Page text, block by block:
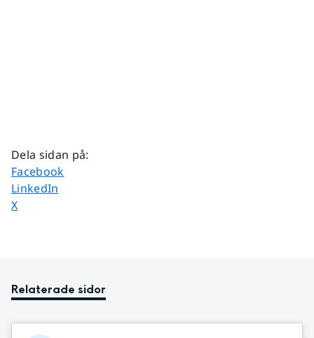
Dela sidan på:
Dela sidan på
Facebook
Dela sidan på
LinkedIn
Dela sidan på
X
Relaterade sidor